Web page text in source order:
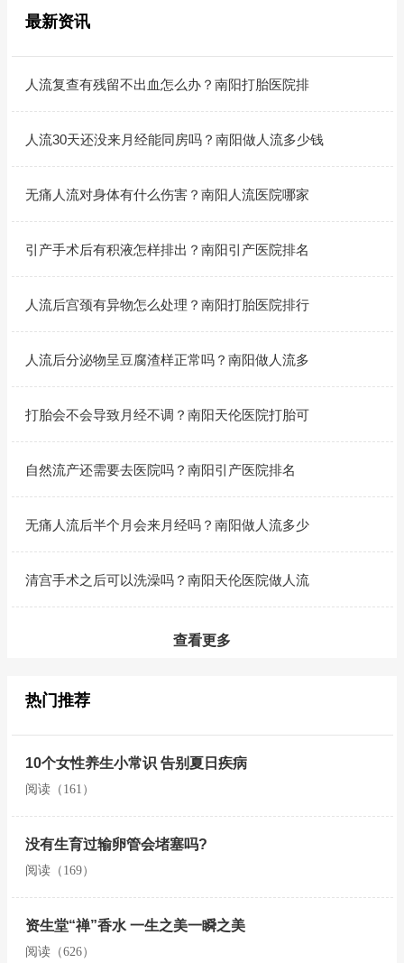
最新资讯
人流复查有残留不出血怎么办？南阳打胎医院排
人流30天还没来月经能同房吗？南阳做人流多少钱
无痛人流对身体有什么伤害？南阳人流医院哪家
引产手术后有积液怎样排出？南阳引产医院排名
人流后宫颈有异物怎么处理？南阳打胎医院排行
人流后分泌物呈豆腐渣样正常吗？南阳做人流多
打胎会不会导致月经不调？南阳天伦医院打胎可
自然流产还需要去医院吗？南阳引产医院排名
无痛人流后半个月会来月经吗？南阳做人流多少
清宫手术之后可以洗澡吗？南阳天伦医院做人流
查看更多
热门推荐
10个女性养生小常识 告别夏日疾病
阅读（161）
没有生育过输卵管会堵塞吗?
阅读（169）
资生堂“禅”香水 一生之美一瞬之美
阅读（626）